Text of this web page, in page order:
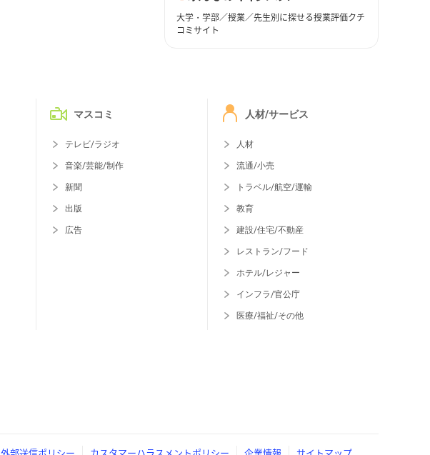
大学・学部／授業／先生別に探せる授業評価クチ
コミサイト
マスコミ
テレビ/ラジオ
音楽/芸能/制作
新聞
出版
広告
人材/サービス
人材
流通/小売
トラベル/航空/運輸
教育
建設/住宅/不動産
レストラン/フード
ホテル/レジャー
インフラ/官公庁
医療/福祉/その他